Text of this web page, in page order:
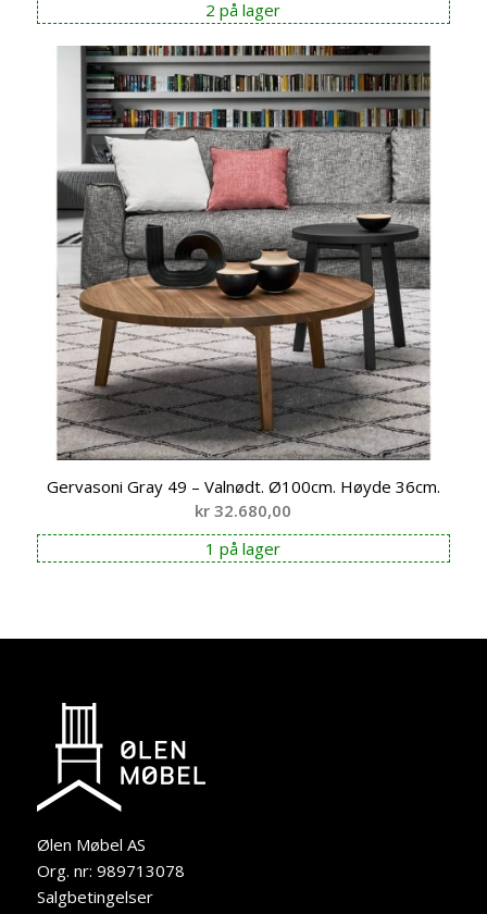
2 på lager
Gervasoni Gray 49 – Valnødt. Ø100cm. Høyde 36cm.
kr 32.680,00
1 på lager
Ølen Møbel AS
Org. nr: 989713078
Salgbetingelser